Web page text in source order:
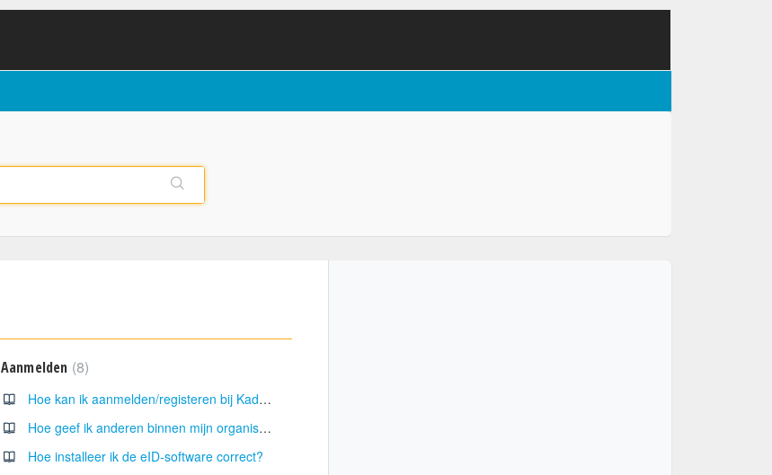
Aanmelden 8
Hoe kan ik aanmelden/registeren bij KadasterFinder?
Hoe geef ik anderen binnen mijn organisatie toegang tot KadasterFinder?
Hoe installeer ik de eID-software correct?